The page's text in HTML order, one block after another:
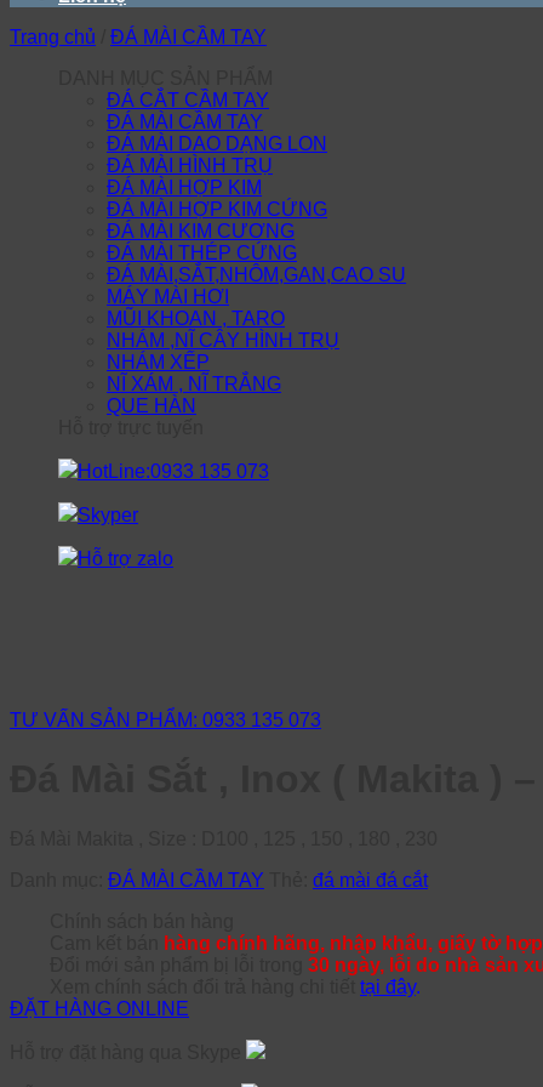
Trang chủ
ĐÁ MÀI CẦM TAY
ĐÁ CẮT CẦM TAY
ĐÁ MÀI CẦM TAY
ĐÁ MÀI DAO DẠNG LON
ĐÁ MÀI HÌNH TRỤ
ĐÁ MÀI HỢP KIM
ĐÁ MÀI HỢP KIM CỨNG
ĐÁ MÀI KIM CƯƠNG
ĐÁ MÀI THÉP CỨNG
ĐÁ MÀI,SẮT,NHÔM,GAN,CAO SU
MÁY MÀI HƠI
MŨI KHOAN , TARO
NHÁM ,NĨ CÂY HÌNH TRỤ
NHÁM XẾP
NĨ XÁM , NĨ TRẮNG
QUE HÀN
HotLine:0933 135 073
Skyper
Hỗ trợ zalo
TƯ VẤN SẢN PHẨM: 0933 135 073
ĐÁ MÀI CẦM TAY
đá mài đá cắt
hàng chính hãng, nhập khẩu, giấy tờ
30 ngày, lỗi do nhà sản
tại đây.
ĐẶT HÀNG ONLINE